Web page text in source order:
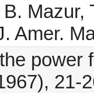
Amer.
power
21-